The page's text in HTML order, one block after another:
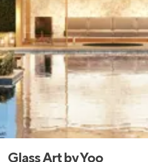
Glass Art by Yoo